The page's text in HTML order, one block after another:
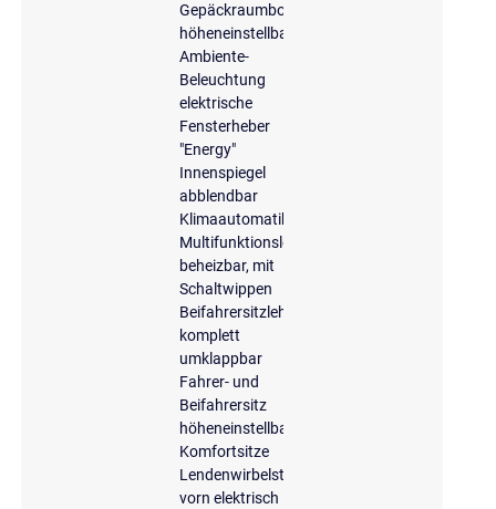
Gepäckraumboden
höheneinstellbar
Ambiente-
Beleuchtung
elektrische
Fensterheber
"Energy"
Innenspiegel
abblendbar
Klimaautomatik
Multifunktionslederlenkrad,
beheizbar, mit
Schaltwippen
Beifahrersitzlehne
komplett
umklappbar
Fahrer- und
Beifahrersitz
höheneinstellbar
Komfortsitze
Lendenwirbelstütze
vorn elektrisch